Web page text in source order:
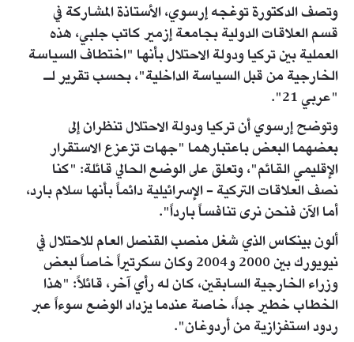
وتصف الدكتورة توغجه إرسوي، الأستاذة المشاركة في
قسم العلاقات الدولية بجامعة إزمير كاتب جلبي، هذه
العملية بين تركيا ودولة الاحتلال بأنها "اختطاف السياسة
الخارجية من قبل السياسة الداخلية"، بحسب تقرير لـ
"عربي 21".
وتوضح إرسوي أن تركيا ودولة الاحتلال تنظران إلى
بعضهما البعض باعتبارهما "جهات تزعزع الاستقرار
الإقليمي القائم"، وتعلق على الوضع الحالي قائلة: "كنا
نصف العلاقات التركية - الإسرائيلية دائماً بأنها سلام بارد،
أما الآن فنحن نرى تنافساً بارداً".
ألون بينكاس الذي شغل منصب القنصل العام للاحتلال في
نيويورك بين 2000 و2004 وكان سكرتيراً خاصاً لبعض
وزراء الخارجية السابقين، كان له رأي آخر، قائلاً: "هذا
الخطاب خطير جداً، خاصة عندما يزداد الوضع سوءاً عبر
ردود استفزازية من أردوغان".